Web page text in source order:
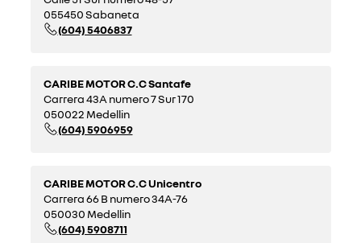
055450 Sabaneta
(604) 5406837
CARIBE MOTOR C.C Santafe
Carrera 43A numero 7 Sur 170
050022 Medellin
(604) 5906959
CARIBE MOTOR C.C Unicentro
Carrera 66 B numero 34A-76
050030 Medellin
(604) 5908711